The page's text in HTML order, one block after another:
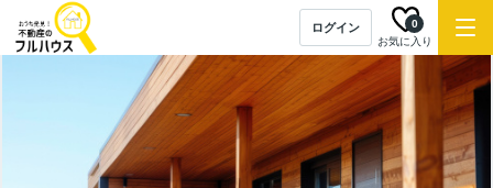
ログイン
お気に入り
0